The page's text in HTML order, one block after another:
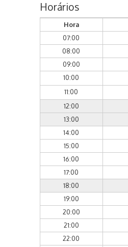
Horários
Hora
07:00
08:00
09:00
10:00
11:00
12:00
13:00
14:00
15:00
16:00
17:00
18:00
19:00
20:00
21:00
22:00